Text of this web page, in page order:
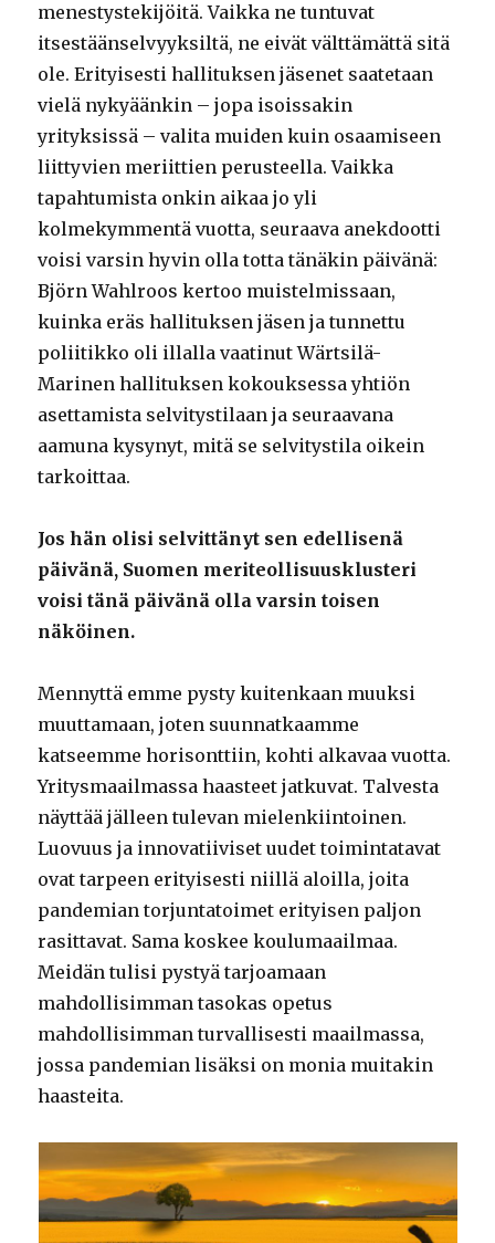
menestystekijöitä. Vaikka ne tuntuvat
itsestäänselvyyksiltä, ne eivät välttämättä sitä
ole. Erityisesti hallituksen jäsenet saatetaan
vielä nykyäänkin – jopa isoissakin
yrityksissä – valita muiden kuin osaamiseen
liittyvien meriittien perusteella. Vaikka
tapahtumista onkin aikaa jo yli
kolmekymmentä vuotta, seuraava anekdootti
voisi varsin hyvin olla totta tänäkin päivänä:
Björn Wahlroos kertoo muistelmissaan,
kuinka eräs hallituksen jäsen ja tunnettu
poliitikko oli illalla vaatinut Wärtsilä-
Marinen hallituksen kokouksessa yhtiön
asettamista selvitystilaan ja seuraavana
aamuna kysynyt, mitä se selvitystila oikein
tarkoittaa.
Jos hän olisi selvittänyt sen edellisenä
päivänä, Suomen meriteollisuusklusteri
voisi tänä päivänä olla varsin toisen
näköinen.
Mennyttä emme pysty kuitenkaan muuksi
muuttamaan, joten suunnatkaamme
katseemme horisonttiin, kohti alkavaa vuotta.
Yritysmaailmassa haasteet jatkuvat. Talvesta
näyttää jälleen tulevan mielenkiintoinen.
Luovuus ja innovatiiviset uudet toimintatavat
ovat tarpeen erityisesti niillä aloilla, joita
pandemian torjuntatoimet erityisen paljon
rasittavat. Sama koskee koulumaailmaa.
Meidän tulisi pystyä tarjoamaan
mahdollisimman tasokas opetus
mahdollisimman turvallisesti maailmassa,
jossa pandemian lisäksi on monia muitakin
haasteita.